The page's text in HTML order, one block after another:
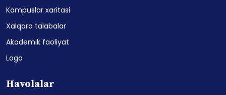
Kampuslar xaritasi
Xalqaro talabalar
Akademik faoliyat
Logo
Havolalar